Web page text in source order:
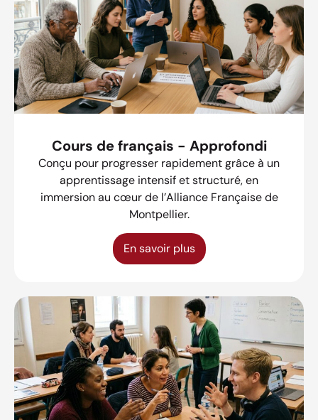
Cours de français - Approfondi
Conçu pour progresser rapidement grâce à un
apprentissage intensif et structuré, en
immersion au cœur de l’Alliance Française de
Montpellier.
En savoir plus